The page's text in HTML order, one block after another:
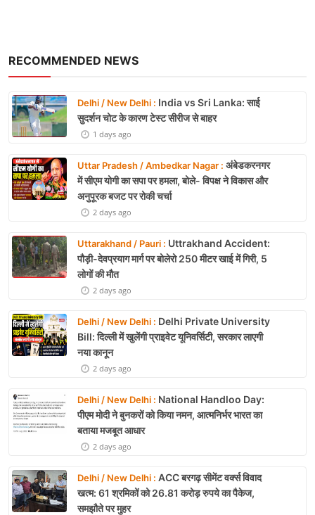
RECOMMENDED NEWS
Delhi / New Delhi : India vs Sri Lanka: साई
सुदर्शन चोट के कारण टेस्ट सीरीज से बाहर
1 days ago
Uttar Pradesh / Ambedkar Nagar : अंबेडकरनगर
में सीएम योगी का सपा पर हमला, बोले- विपक्ष ने विकास और
अनुपूरक बजट पर रोकी चर्चा
2 days ago
Uttarakhand / Pauri : Uttrakhand Accident:
पौड़ी-देवप्रयाग मार्ग पर बोलेरो 250 मीटर खाई में गिरी, 5
लोगों की मौत
2 days ago
Delhi / New Delhi : Delhi Private University
Bill: दिल्ली में खुलेंगी प्राइवेट यूनिवर्सिटी, सरकार लाएगी
नया कानून
2 days ago
Delhi / New Delhi : National Handloo Day:
पीएम मोदी ने बुनकरों को किया नमन, आत्मनिर्भर भारत का
बताया मजबूत आधार
2 days ago
Delhi / New Delhi : ACC बरगढ़ सीमेंट वर्क्स विवाद
खत्म: 61 श्रमिकों को 26.81 करोड़ रुपये का पैकेज,
समझौते पर मुहर